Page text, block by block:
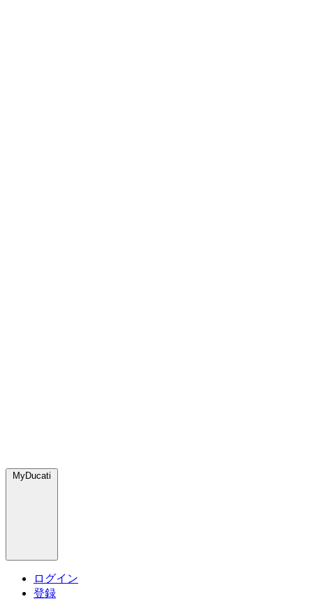
MyDucati
ログイン
登録